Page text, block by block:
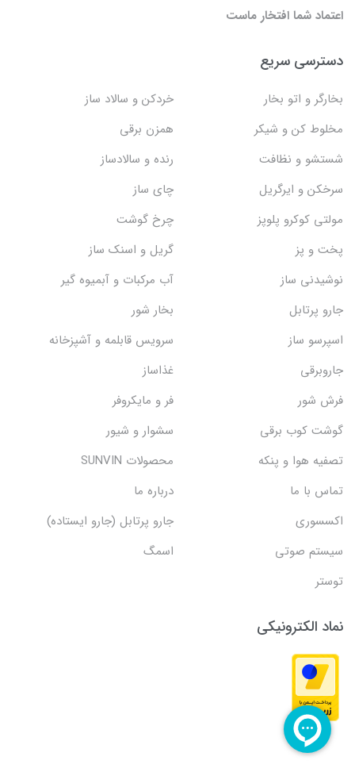
اعتماد شما افتخار ماست
دسترسی سریع
بخارگر و اتو بخار
خردکن و سالاد ساز
مخلوط کن و شیکر
همزن برقی
شستشو و نظافت
رنده و سالادساز
سرخکن و ایرگریل
چای ساز
مولتی کوکرو پلوپز
چرخ گوشت
پخت و پز
گریل و اسنک‌ ساز
نوشیدنی ساز
آب مرکبات و آبمیوه گیر
جارو پرتابل
بخار شور
اسپرسو ساز
سرویس قابلمه و آشپزخانه
جاروبرقی
غذاساز
فرش شور
فر و مایکروفر
گوشت کوب برقی
سشوار و شیور
تصفیه هوا و پنکه
محصولات SUNVIN
تماس با ما
درباره ما
اکسسوری
جارو پرتابل (جارو ایستاده)
سیستم صوتی
اسمگ
توستر
نماد الکترونیکی